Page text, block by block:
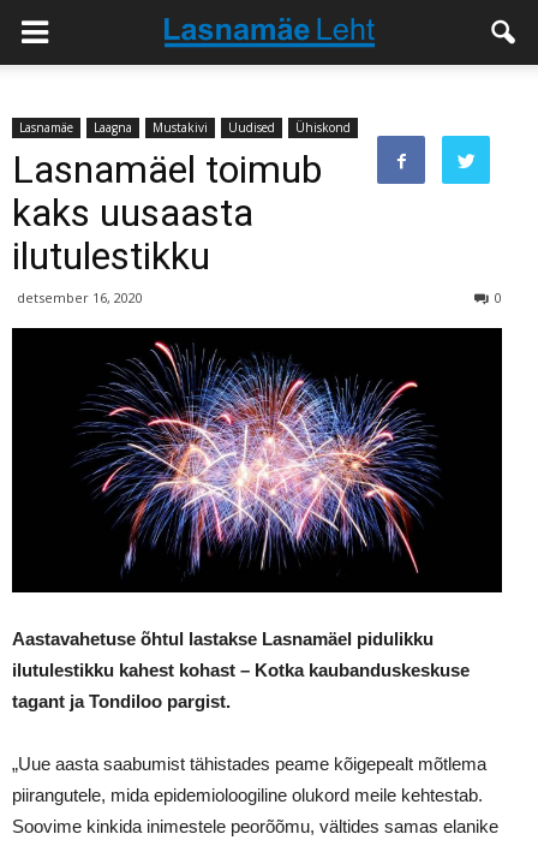
Lasnamäe Laagna Mustakivi Uudised Ühiskond
Lasnamäel toimub
kaks uusaasta
ilutulestikku
detsember 16, 2020 0
Aastavahetuse õhtul lastakse Lasnamäel pidulikku
ilutulestikku kahest kohast – Kotka kaubanduskeskuse
tagant ja Tondiloo pargist.
„Uue aasta saabumist tähistades peame kõigepealt mõtlema
piirangutele, mida epidemioloogiline olukord meile kehtestab.
Soovime kinkida inimestele peorõõmu, vältides samas elanike